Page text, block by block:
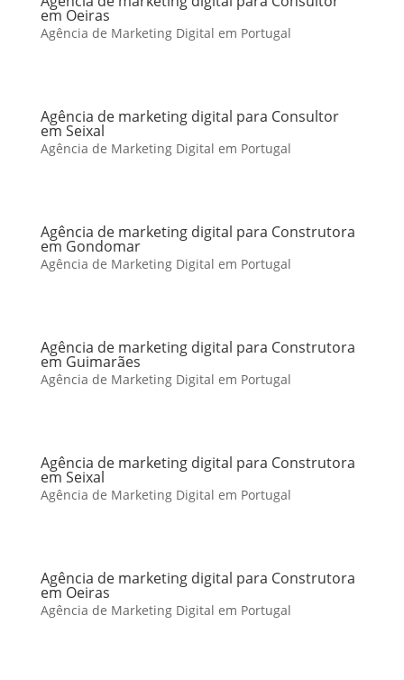
em Oeiras
Agência de Marketing Digital em Portugal
Agência de marketing digital para Consultor
em Seixal
Agência de Marketing Digital em Portugal
Agência de marketing digital para Construtora
em Gondomar
Agência de Marketing Digital em Portugal
Agência de marketing digital para Construtora
em Guimarães
Agência de Marketing Digital em Portugal
Agência de marketing digital para Construtora
em Seixal
Agência de Marketing Digital em Portugal
Agência de marketing digital para Construtora
em Oeiras
Agência de Marketing Digital em Portugal